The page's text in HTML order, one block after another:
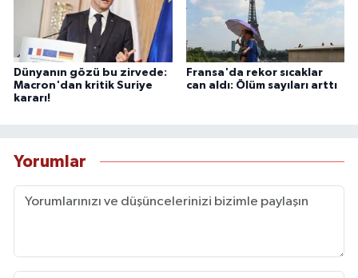
Dünyanın gözü bu zirvede:
Macron'dan kritik Suriye
kararı!
Fransa'da rekor sıcaklar
can aldı: Ölüm sayıları arttı
Yorumlar